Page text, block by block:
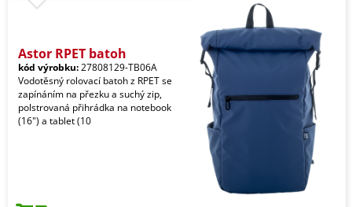
Astor RPET batoh
kód výrobku:27808129-TB06A
Vodotěsný rolovací batoh z RPET se
zapínáním na přezku a suchý zip,
polstrovaná přihrádka na notebook
(16") a tablet (10